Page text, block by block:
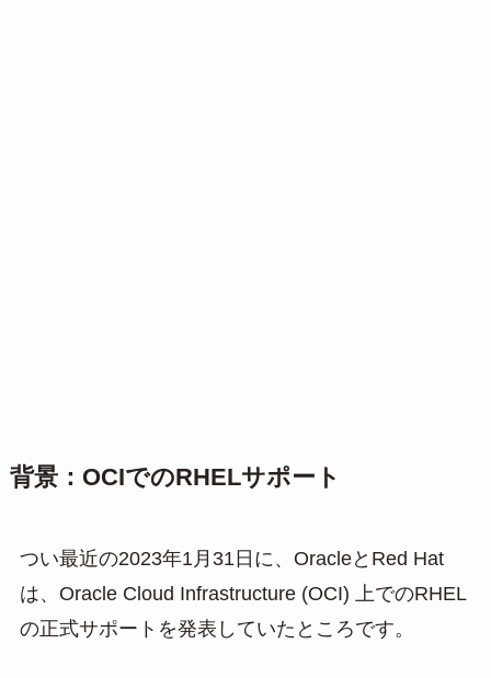
背景：OCIでのRHELサポート
つい最近の2023年1月31日に、OracleとRed Hat
は、Oracle Cloud Infrastructure (OCI) 上でのRHEL
の正式サポートを発表していたところです。